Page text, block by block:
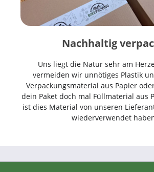
Nachhaltig
Uns liegt die Natur sehr am
vermeiden wir unnötiges Plastik
Verpackungsmaterial aus Papier
dein Paket doch mal Füllmaterial aus
ist dies Material von unseren
wiederverwendet